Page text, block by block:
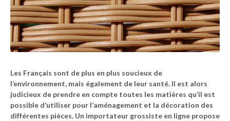
Les Français sont de plus en plus soucieux de
l’environnement, mais également de leur santé. Il est alors
judicieux de prendre en compte toutes les matières qu’il est
possible d’utiliser pour l’aménagement et la décoration des
différentes pièces. Un importateur grossiste en ligne propose